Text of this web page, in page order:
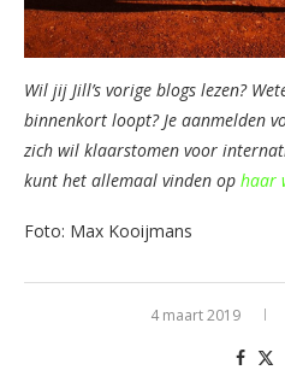
Wil jij Jill’s vorige blogs lezen?
binnenkort loopt? Je aanmelden
zich wil klaarstomen voor
kunt het allemaal vinden op haar
Foto: Max Kooijmans
4 maart 2019